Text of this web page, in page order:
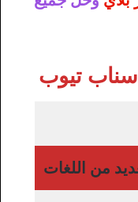
تيوب
من اللغات